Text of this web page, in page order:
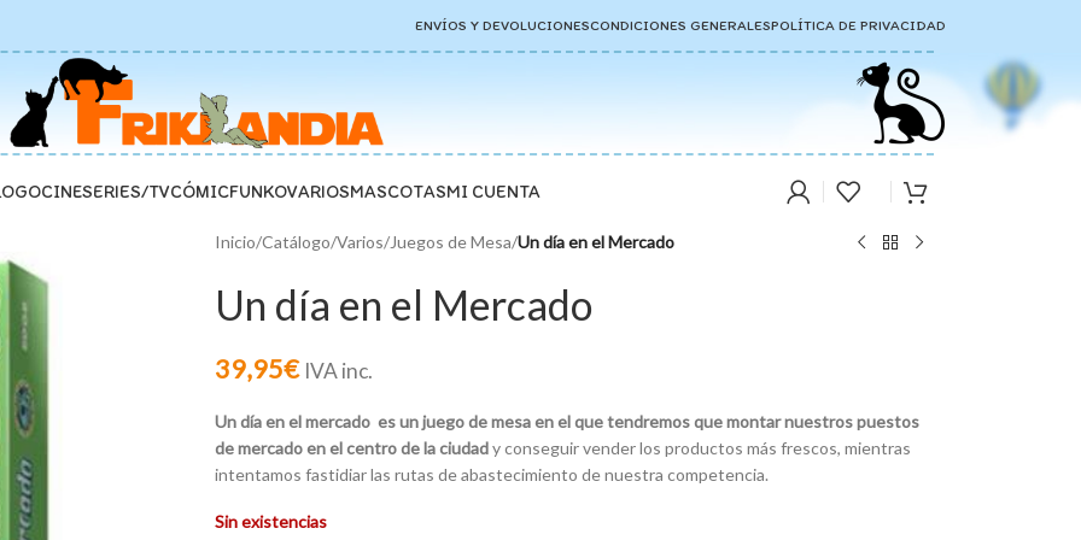
ENVÍOS Y DEVOLUCIONESCONDICIONES GENERALESPOLÍTICA DE PRIVACIDAD
CINESERIES/TVCÓMICFUNKOVARIOSMASCOTASMI CUENTA
Inicio/Catálogo/Varios/Juegos de Mesa/Un día en el Mercado
Un día en el Mercado
39,95€ IVA inc.
Un día en el mercado es un juego de mesa en el que tendremos que montar nuestros puestos
de mercado en el centro de la ciudady conseguir vender los productos más frescos, mientras
intentamos fastidiar las rutas de abastecimiento de nuestra competencia.
Sin existencias